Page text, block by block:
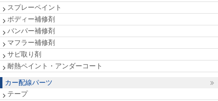
スプレーペイント
ボディー補修剤
バンパー補修剤
マフラー補修剤
サビ取り剤
耐熱ペイント・アンダーコート
カー配線パーツ
テープ